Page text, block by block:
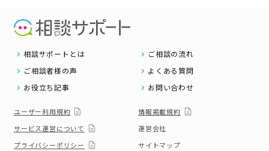
相談サポートとは
ご相談の流れ
ご相談者様の声
よくある質問
お役立ち記事
お問い合わせ
ユーザー利用規約
情報掲載規約
サービス運営について
運営会社
プライバシーポリシー
サイトマップ